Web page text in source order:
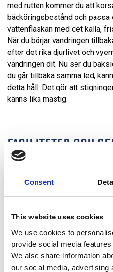
Consent
This website uses cookies
We use cookies to
provide social media
We also share information
our social media, advertising
med rutten kommer du att
bäcköringsbestånd och passa
vattenflaskan med det kalla,
När du börjar vandringen
efter det rika djurlivet och
vandringen dit. Nu ser du
du går tillbaka samma led,
detta håll. Det gör att
känns lika mastig.
FACILITETER OCH
Sommar
Sommar
PLATS
+
−